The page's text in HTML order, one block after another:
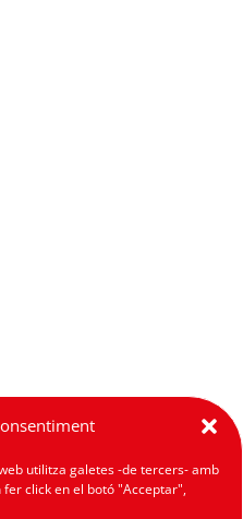
utilitza galetes -de tercers- amb
click en el botó "Acceptar",